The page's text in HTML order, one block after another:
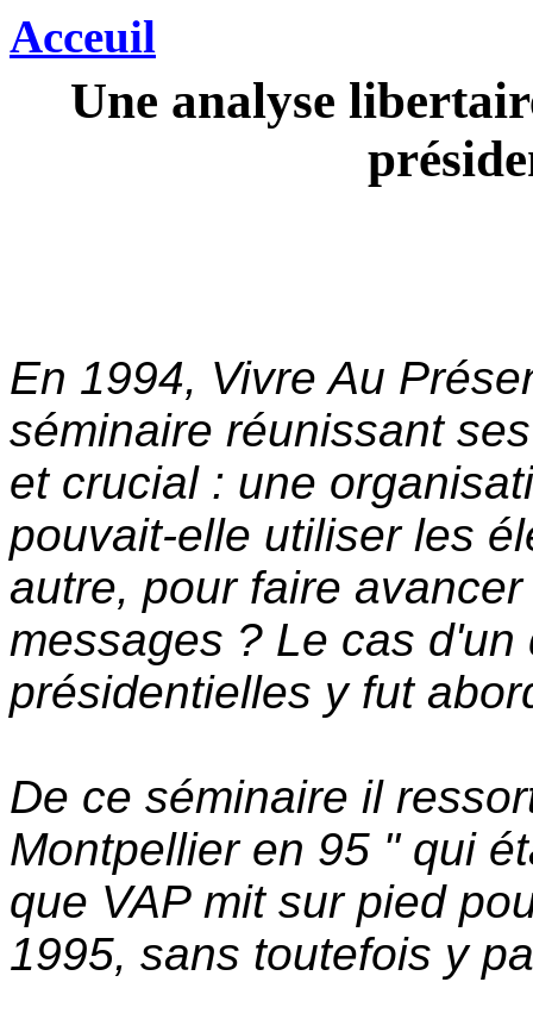
Acceuil
Une analyse
En 1994, Vivre Au
séminaire réunissant
et crucial : une
pouvait-elle utiliser les
autre, pour faire
messages ? Le cas
présidentielles y fut
De ce séminaire il
Montpellier en 95 " qui
que VAP mit sur pied
1995, sans toutefois y